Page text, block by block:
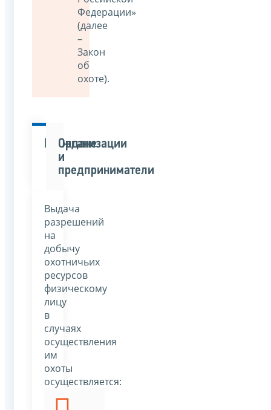
Федерации»
(далее
–
Закон
об
охоте).
Граждане
Организации
и
предприниматели
Выдача
разрешений
на
добычу
охотничьих
ресурсов
физическому
лицу
в
случаях
осуществления
им
охоты
осуществляется: